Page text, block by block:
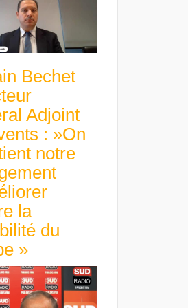
: la BCE
Bechet
Adjoint
: »On
notre
la
du
»